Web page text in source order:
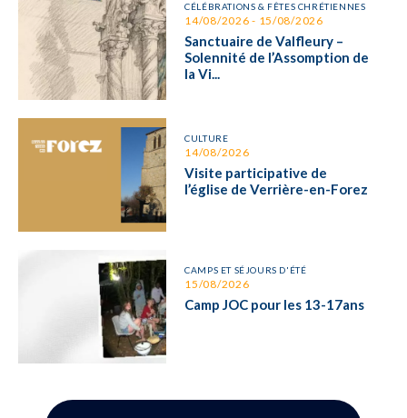
CÉLÉBRATIONS & FÊTES CHRÉTIENNES
14/08/2026 - 15/08/2026
Sanctuaire de Valfleury –
Solennité de l’Assomption de
la Vi...
CULTURE
14/08/2026
Visite participative de
l’église de Verrière-en-Forez
CAMPS ET SÉJOURS D'ÉTÉ
15/08/2026
Camp JOC pour les 13-17ans